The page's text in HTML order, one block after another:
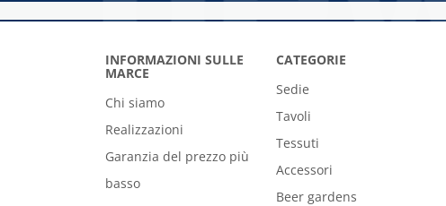
INFORMAZIONI SULLE
MARCE
Chi siamo
Realizzazioni
Garanzia del prezzo più
basso
CATEGORIE
Sedie
Tavoli
Tessuti
Accessori
Beer gardens